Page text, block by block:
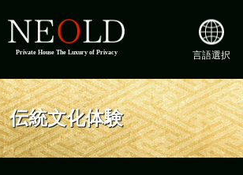
Private House The Luxury of Privacy
伝統文化体験
言語選択